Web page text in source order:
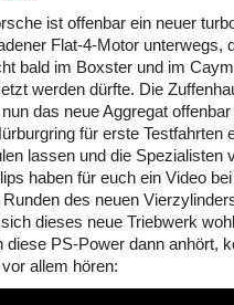
ist offenbar ein neuer
Flat-4-Motor unterwegs,
bald im Boxster und im
werden dürfte. Die
das neue Aggregat
für erste Testfahrten
lassen und die Spezialisten
haben für euch ein Video
des neuen
dieses neue Triebwerk
diese PS-Power dann anhört,
allem hören: